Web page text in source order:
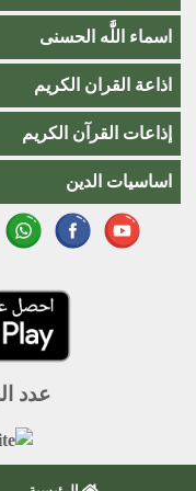
اسماء اللَّٰه الحسنى
اذاعة القران الكريم
إذاعات القرآن الكريم
اساسيات الدين
عدد